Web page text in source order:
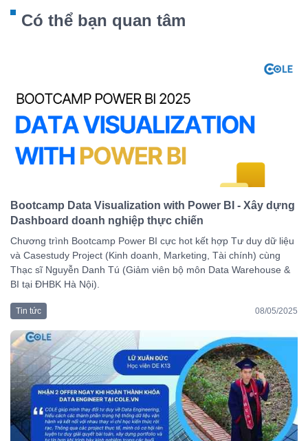
Có thể bạn quan tâm
Bootcamp Data Visualization with Power BI - Xây dựng
Dashboard doanh nghiệp thực chiến
Chương trình Bootcamp Power BI cực hot kết hợp Tư duy dữ liệu
và Casestudy Project (Kinh doanh, Marketing, Tài chính) cùng
Thạc sĩ Nguyễn Danh Tú (Giảm viên bộ môn Data Warehouse &
BI tại ĐHBK Hà Nội).
Tin tức 08/05/2025